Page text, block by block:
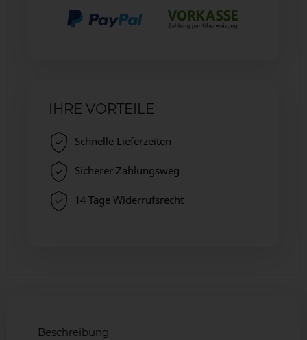
IHRE VORTEILE
Schnelle Lieferzeiten
Sicherer Zahlungsweg
14 Tage Widerrufsrecht
Beschreibung